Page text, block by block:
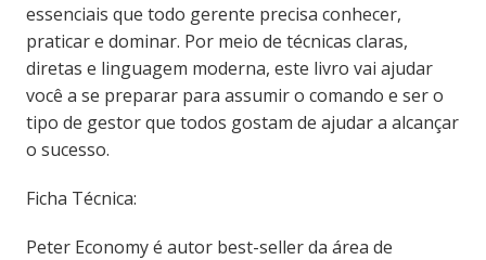
essenciais que todo gerente precisa conhecer,
praticar e dominar. Por meio de técnicas claras,
diretas e linguagem moderna, este livro vai ajudar
você a se preparar para assumir o comando e ser o
tipo de gestor que todos gostam de ajudar a alcançar
o sucesso.
Ficha Técnica:
Peter Economy é autor best-seller da área de